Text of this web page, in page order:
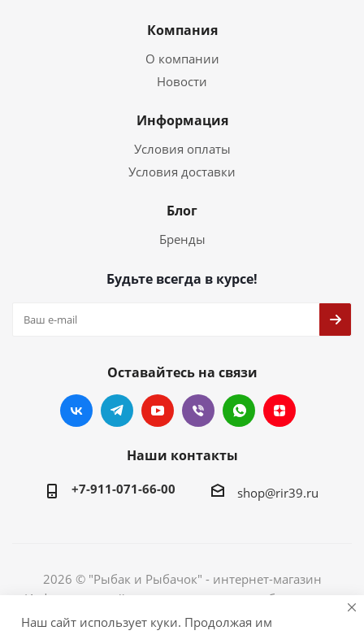
Компания
О компании
Новости
Информация
Условия оплаты
Условия доставки
Блог
Бренды
Будьте всегда в курсе!
Оставайтесь на связи
Наши контакты
+7-911-071-66-00 shop@rir39.ru
2026 © "Рыбак и Рыбачок" - интернет-магазин
Информация сайта защищена законом об авторских
правах. Индивидуальный предприниматель Рогов
Наш сайт использует куки. Продолжая им